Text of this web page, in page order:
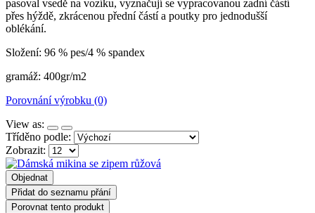
pasoval vsedě na vozíku, vyznačují se vypracovanou zadní částí
přes hýždě, zkrácenou přední částí a poutky pro jednodušší
oblékání.
Složení: 96 % pes/4 % spandex
gramáž: 400gr/m2
Porovnání výrobku (0)
View as:
Tříděno podle:
Zobrazit:
Objednat
Přidat do seznamu přání
Porovnat tento produkt